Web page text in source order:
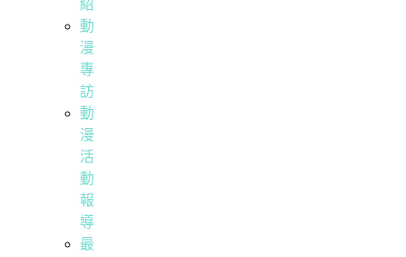
紹
動
漫
專
訪
動
漫
活
動
報
導
最